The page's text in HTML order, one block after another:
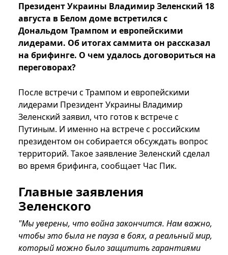
Президент Украины Владимир Зеленский 18
августа в Белом доме встретился с
Дональдом Трампом и европейскими
лидерами. Об итогах саммита он рассказал
на брифинге. О чем удалось договориться на
переговорах?
После встречи с Трампом и европейскими
лидерами Президент Украины Владимир
Зеленский заявил, что готов к встрече с
Путиным. И именно на встрече с российским
президентом он собирается обсуждать вопрос
территорий. Такое заявление Зеленский сделал
во время брифинга, сообщает Час Пик.
Главные заявления
Зеленского
"Мы уверены, что война закончится. Нам важно,
чтобы это была не пауза в боях, а реальный мир,
который можно было защитить гарантиями